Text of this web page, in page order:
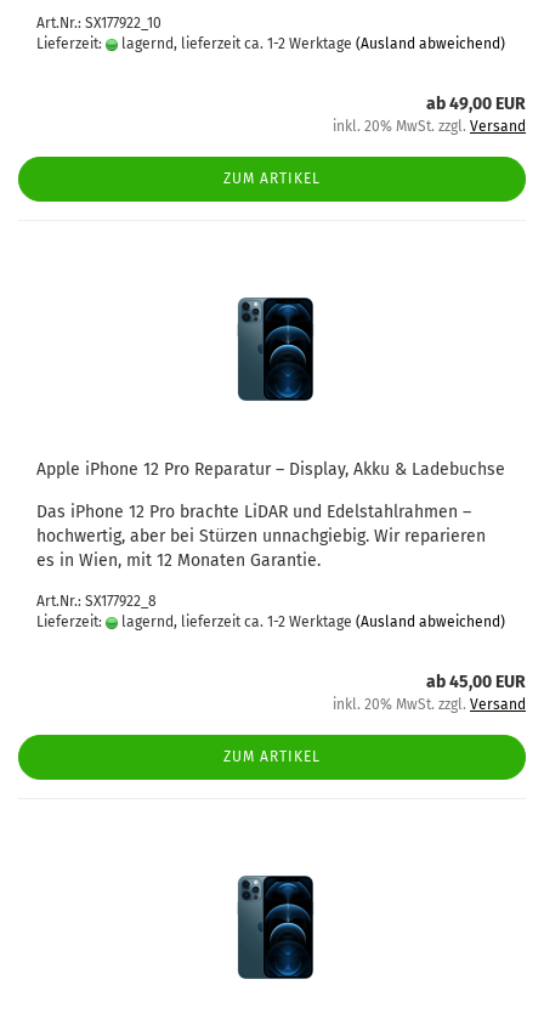
Art.Nr.: SX177922_10
Lieferzeit:
lagernd, lieferzeit ca. 1-2 Werktage (Ausland abweichend)
ab 49,00 EUR
inkl. 20% MwSt. zzgl. Versand
ZUM ARTIKEL
Apple iPho­ne 12 Pro Re­pa­ra­tur – Dis­play, Akku & La­de­buch­se
Das iPho­ne 12 Pro brach­te LiDAR und Edel­stahl­rah­men –
hoch­wer­tig, aber bei Stür­zen un­nach­gie­big. Wir re­pa­rie­ren
es in Wien, mit 12 Mo­na­ten Ga­ran­tie.
Art.Nr.: SX177922_8
Lieferzeit:
lagernd, lieferzeit ca. 1-2 Werktage (Ausland abweichend)
ab 45,00 EUR
inkl. 20% MwSt. zzgl. Versand
ZUM ARTIKEL